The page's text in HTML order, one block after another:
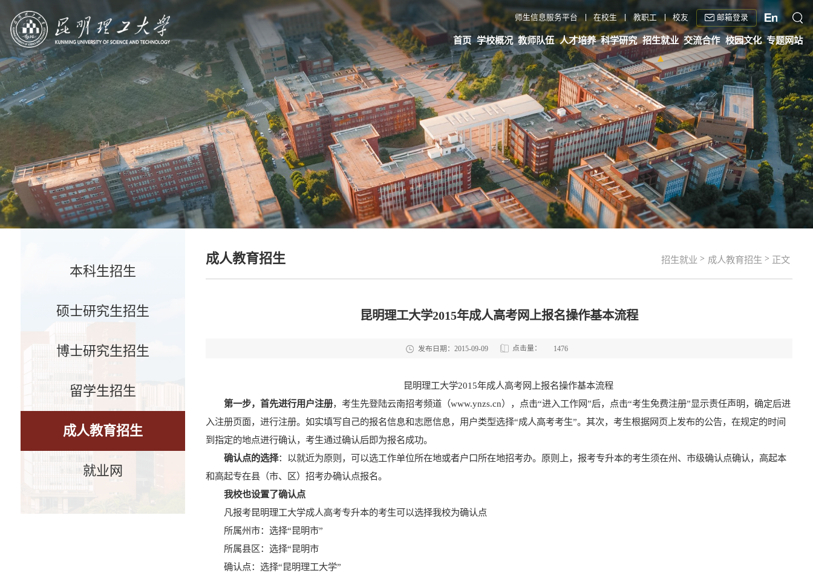
师生信息服务平台 在校生 教职工 校友 邮箱登录
首页 学校概况 教师队伍 人才培养 科学研究 招生就业 交流合作 校园文化 专题网站
招生就业
本科生招生
硕士研究生招生
博士研究生招生
留学生招生
成人教育招生
就业网
招生就业 > 成人教育招生 > 正文
成人教育招生
昆明理工大学2015年成人高考网上报名操作基本流程
发布日期：2015-09-09 点击量： 1476
昆明理工大学2015年成人高考网上报名操作基本流程
第一步，首先进行用户注册，考生先登陆云南招考频道（www.ynzs.cn），点击“进入工作网”后，点击“考生免费注册”显示责任声明，确定后进
入注册页面，进行注册。如实填写自己的报名信息和志愿信息，用户类型选择“成人高考考生”。其次，考生根据网页上发布的公告，在规定的时间
到指定的地点进行确认，考生通过确认后即为报名成功。
确认点的选择：以就近为原则，可以选工作单位所在地或者户口所在地招考办。原则上，报考专升本的考生须在州、市级确认点确认，高起本
和高起专在县（市、区）招考办确认点报名。
我校也设置了确认点
凡报考昆明理工大学成人高考专升本的考生可以选择我校为确认点
所属州市：选择“昆明市”
所属县区：选择“昆明市
确认点：选择“昆明理工大学”